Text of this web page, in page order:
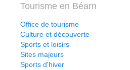
Tourisme en Béarn
Office de tourisme
Culture et découverte
Sports et loisirs
Sites majeurs
Sports d'hiver